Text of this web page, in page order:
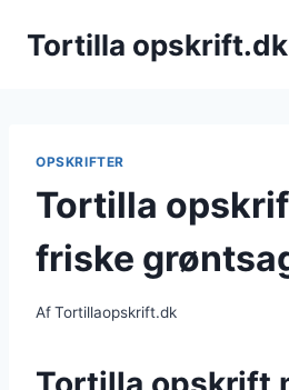
Tortilla opskrift.dk
OPSKRIFTER
Tortilla
friske
AfTortillaopskrift.dk